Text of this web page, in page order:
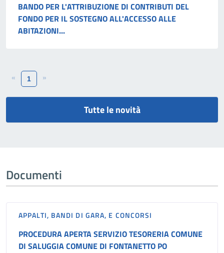
BANDO PER L'ATTRIBUZIONE DI CONTRIBUTI DEL
FONDO PER IL SOSTEGNO ALL'ACCESSO ALLE
ABITAZIONI...
« 1 »
Tutte le novità
Documenti
APPALTI, BANDI DI GARA, E CONCORSI
PROCEDURA APERTA SERVIZIO TESORERIA COMUNE
DI SALUGGIA COMUNE DI FONTANETTO PO